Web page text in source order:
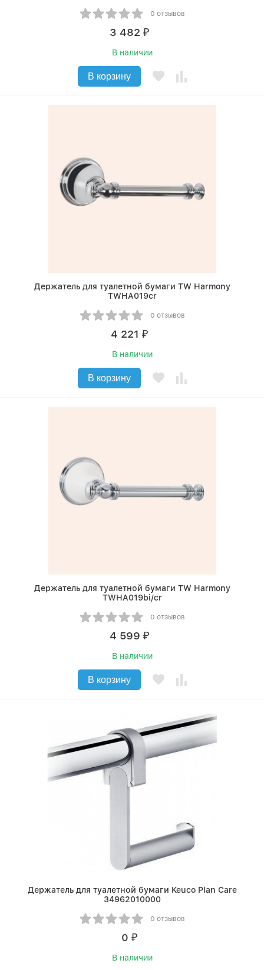
0 отзывов
3 482 ₽
В наличии
В корзину
Держатель для туалетной бумаги TW Harmony
TWHA019cr
0 отзывов
4 221 ₽
В наличии
В корзину
Держатель для туалетной бумаги TW Harmony
TWHA019bi/cr
0 отзывов
4 599 ₽
В наличии
В корзину
Держатель для туалетной бумаги Keuco Plan Care
34962010000
0 отзывов
0 ₽
В наличии